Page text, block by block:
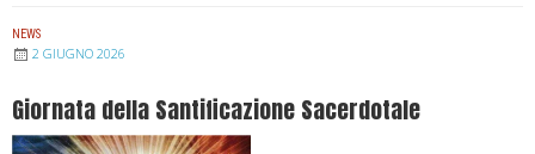
f
i
NEWS
2 GIUGNO 2026
Giornata della Santificazione Sacerdotale